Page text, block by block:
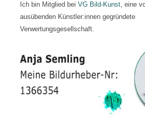
Ich bin Mitglied bei VG Bild-Kunst, eine
ausübenden Künstler:innen gegründete
Verwertungsgesellschaft.